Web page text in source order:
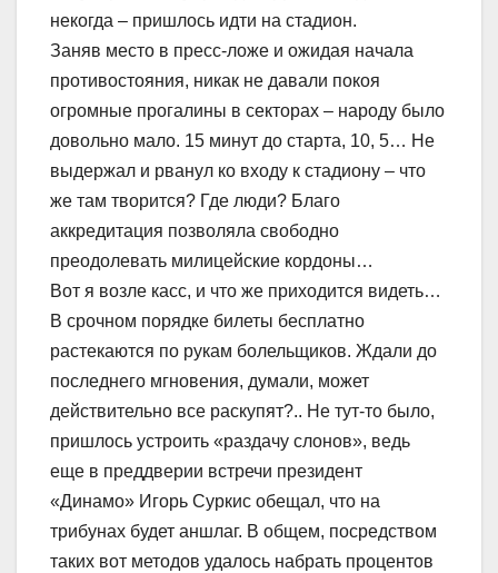
некогда – пришлось идти на стадион.
Заняв место в пресс-ложе и ожидая начала
противостояния, никак не давали покоя
огромные прогалины в секторах – народу было
довольно мало. 15 минут до старта, 10, 5… Не
выдержал и рванул ко входу к стадиону – что
же там творится? Где люди? Благо
аккредитация позволяла свободно
преодолевать милицейские кордоны…
Вот я возле касс, и что же приходится видеть…
В срочном порядке билеты бесплатно
растекаются по рукам болельщиков. Ждали до
последнего мгновения, думали, может
действительно все раскупят?.. Не тут-то было,
пришлось устроить «раздачу слонов», ведь
еще в преддверии встречи президент
«Динамо» Игорь Суркис обещал, что на
трибунах будет аншлаг. В общем, посредством
таких вот методов удалось набрать процентов